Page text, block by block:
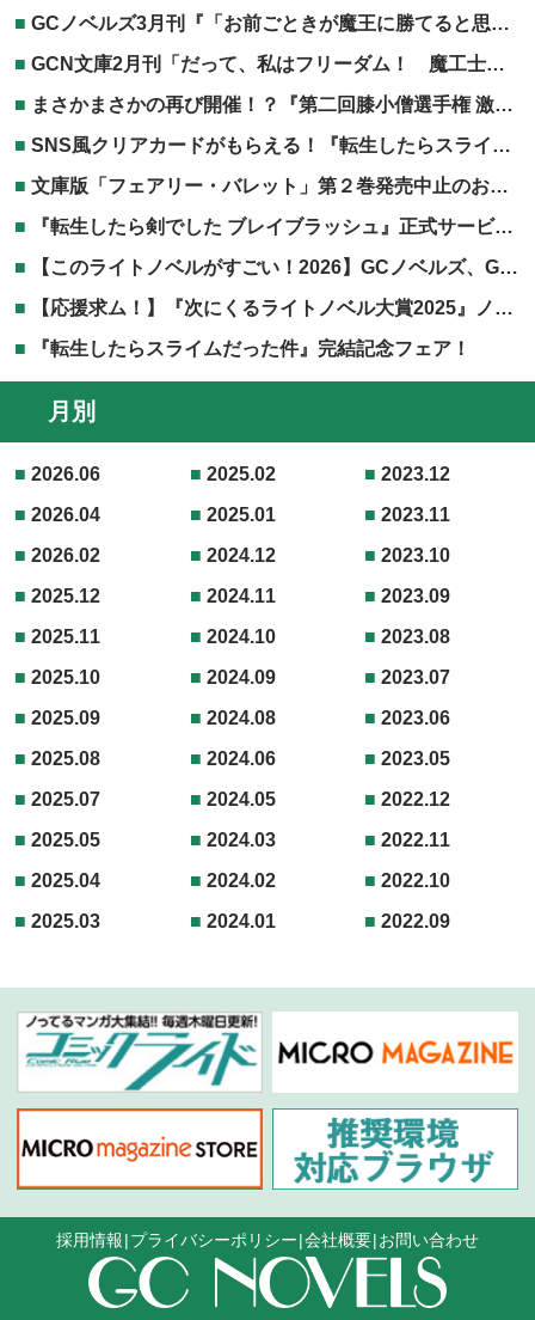
GCノベルズ3月刊『「お前ごときが魔王に勝てると思うな」と勇者パーティを追放されたので、王都で気ままに暮らしたい 8』電子書籍共通特典につきまして
GCN文庫2月刊「だって、私はフリーダム！ 魔工士フェイ、古代文明に挑みます 2」協力店特典につきまして
まさかまさかの再び開催！？『第二回膝小僧選手権 激突！TOブックス編』開催決定！
SNS風クリアカードがもらえる！『転生したらスライムだった件』劇場版第二弾公開記念フェア！
文庫版「フェアリー・バレット」第２巻発売中止のお知らせ
『転生したら剣でした ブレイブラッシュ』正式サービス開始！
【このライトノベルがすごい！2026】GCノベルズ、GCN文庫作品が掲載されました！
【応援求ム！】『次にくるライトノベル大賞2025』ノミネート作品発表！！
『転生したらスライムだった件』完結記念フェア！
月別
2026.06
2026.04
2026.02
2025.12
2025.11
2025.10
2025.09
2025.08
2025.07
2025.05
2025.04
2025.03
2025.02
2025.01
2024.12
2024.11
2024.10
2024.09
2024.08
2024.06
2024.05
2024.03
2024.02
2024.01
2023.12
2023.11
2023.10
2023.09
2023.08
2023.07
2023.06
2023.05
2022.12
2022.11
2022.10
2022.09
採用情報 プライバシーポリシー 会社概要 お問い合わせ